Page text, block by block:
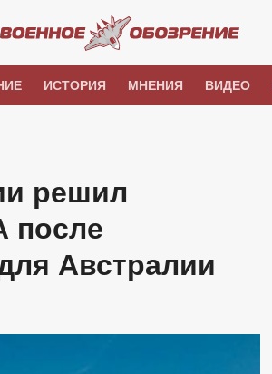
ИСТОРИЯ МНЕНИЯ ВИДЕО
решил
после
Австралии